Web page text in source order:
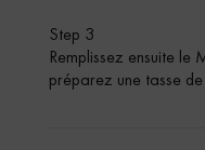
Step 3
Remplissez ensuite
préparez une tasse